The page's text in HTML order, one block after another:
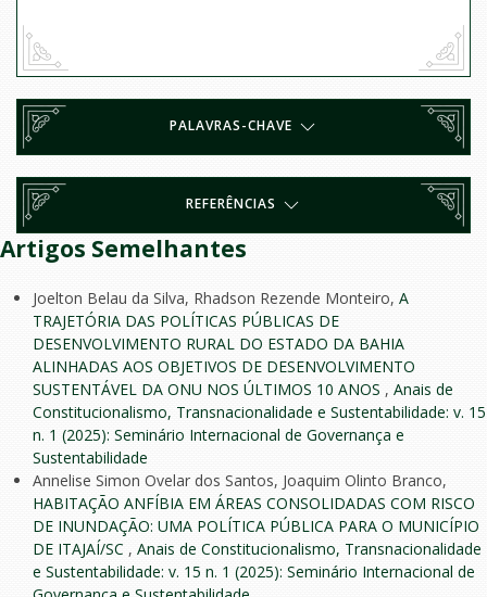
PALAVRAS-CHAVE
REFERÊNCIAS
Artigos Semelhantes
Joelton Belau da Silva, Rhadson Rezende Monteiro, A
TRAJETÓRIA DAS POLÍTICAS PÚBLICAS DE
DESENVOLVIMENTO RURAL DO ESTADO DA BAHIA
ALINHADAS AOS OBJETIVOS DE DESENVOLVIMENTO
SUSTENTÁVEL DA ONU NOS ÚLTIMOS 10 ANOS , Anais de
Constitucionalismo, Transnacionalidade e Sustentabilidade: v. 15
n. 1 (2025): Seminário Internacional de Governança e
Sustentabilidade
Annelise Simon Ovelar dos Santos, Joaquim Olinto Branco,
HABITAÇÃO ANFÍBIA EM ÁREAS CONSOLIDADAS COM RISCO
DE INUNDAÇÃO: UMA POLÍTICA PÚBLICA PARA O MUNICÍPIO
DE ITAJAÍ/SC , Anais de Constitucionalismo, Transnacionalidade
e Sustentabilidade: v. 15 n. 1 (2025): Seminário Internacional de